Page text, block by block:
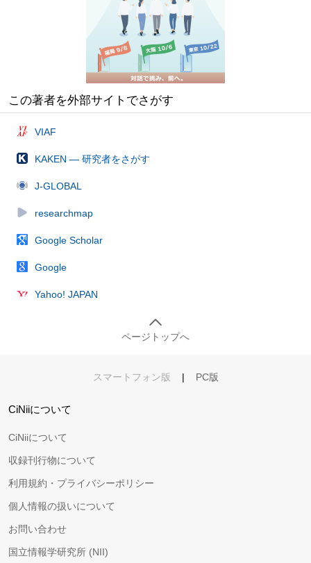
この著者を外部サイトでさがす
VIAF
KAKEN — 研究者をさがす
J-GLOBAL
researchmap
Google Scholar
Google
Yahoo! JAPAN
ページトップへ
スマートフォン版 | PC版
CiNiiについて
CiNiiについて
収録刊行物について
利用規約・プライバシーポリシー
個人情報の扱いについて
お問い合わせ
国立情報学研究所 (NII)